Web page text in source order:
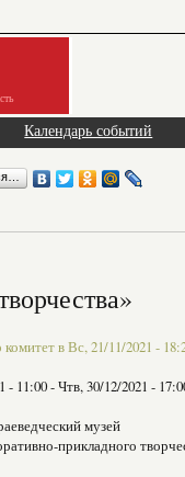
Календарь событий
в Вс, 21/11/2021 -
- 11:00-Чтв, 30/12/2021 -
музей
прикладного